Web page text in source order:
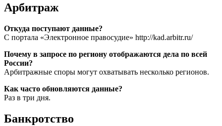
Арбитраж
Откуда поступают данные?
С портала «Электронное правосудие» http://kad.arbitr.ru/
Почему в запросе по региону отображаются дела по всей
России?
Арбитражные споры могут охватывать несколько регионов.
Как часто обновляются данные?
Раз в три дня.
Банкротство